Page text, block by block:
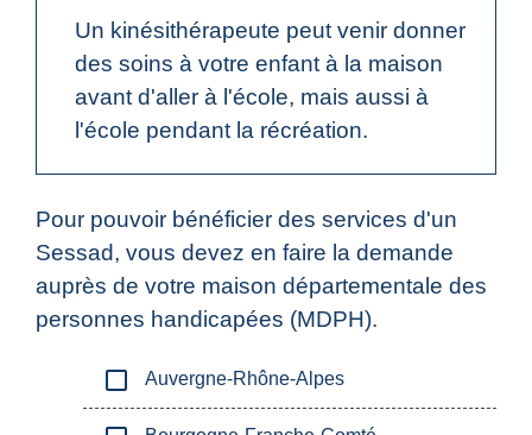
Un kinésithérapeute peut venir donner
des soins à votre enfant à la maison
avant d'aller à l'école, mais aussi à
l'école pendant la récréation.
Pour pouvoir bénéficier des services d'un
Sessad, vous devez en faire la demande
auprès de votre maison départementale des
personnes handicapées (MDPH).
check_box_outline_blank Auvergne-Rhône-Alpes